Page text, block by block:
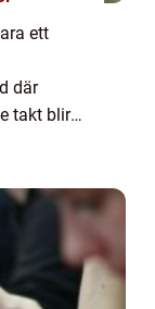
ett
där
takt blir